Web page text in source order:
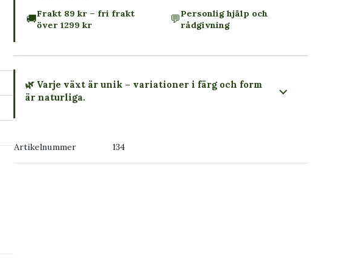
🚚Frakt 89 kr – fri frakt
över 1299 kr
💬Personlig hjälp och
rådgivning
🌿 Varje växt är unik – variationer i färg och form
är naturliga.
→ Kontakta oss
Artikelnummer 134